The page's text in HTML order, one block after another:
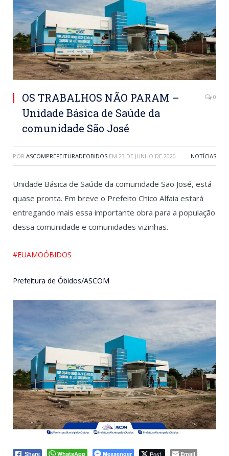
OS TRABALHOS NÃO PARAM –
Unidade Básica de Saúde da
comunidade São José
0
POR ASCOMPREFEITURADEOBIDOS EM 23 DE JUNHO DE 2020 NOTÍCIAS
Unidade Básica de Saúde da comunidade São José, está
quase pronta. Em breve o Prefeito Chico Alfaia estará
entregando mais essa importante obra para a população
dessa comunidade e comunidades vizinhas.
#EUAMOÓBIDOS
Prefeitura de Óbidos/ASCOM
Share WhatsApp Messenger Post Email